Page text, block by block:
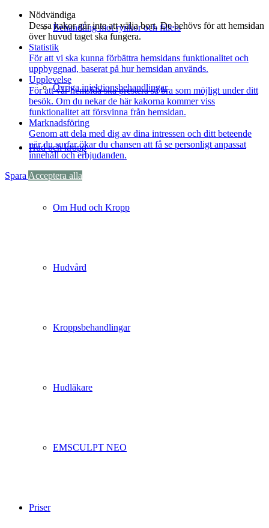
Behandling mot rynkor och fillers
Övriga injektionsbehandlingar
Hud och kropp
Om Hud och Kropp
Hudvård
Kroppsbehandlingar
Hudläkare
EMSCULPT NEO
Priser
Nödvändiga
Dessa kakor går inte att välja bort. De behövs för att hemsidan
över huvud taget ska fungera.
Statistik
För att vi ska kunna förbättra hemsidans funktionalitet och
uppbyggnad, baserat på hur hemsidan används.
Upplevelse
För att vår hemsida ska prestera så bra som möjligt under ditt
besök. Om du nekar de här kakorna kommer viss
funktionalitet att försvinna från hemsidan.
Marknadsföring
Genom att dela med dig av dina intressen och ditt beteende
när du surfar ökar du chansen att få se personligt anpassat
innehåll och erbjudanden.
Spara Acceptera alla